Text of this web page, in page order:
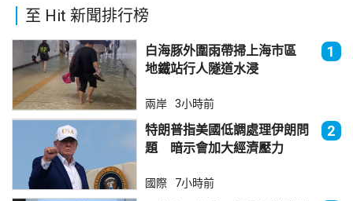
至 Hit 新聞排行榜
白海豚外圍雨帶掃上海市區
地鐵站行人隧道水浸
1
兩岸 3小時前
特朗普指美國低調處理伊朗問
題 暗示會加大經濟壓力
2
國際 7小時前